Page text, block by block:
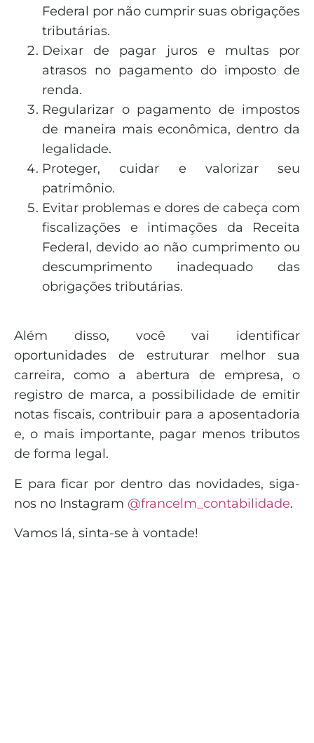
Federal por não cumprir suas obrigações
tributárias.
Deixar de pagar juros e multas por
atrasos no pagamento do imposto de
renda.
Regularizar o pagamento de impostos
de maneira mais econômica, dentro da
legalidade.
Proteger, cuidar e valorizar seu
patrimônio.
Evitar problemas e dores de cabeça com
fiscalizações e intimações da Receita
Federal, devido ao não cumprimento ou
descumprimento inadequado das
obrigações tributárias.
Além disso, você vai identificar
oportunidades de estruturar melhor sua
carreira, como a abertura de empresa, o
registro de marca, a possibilidade de emitir
notas fiscais, contribuir para a aposentadoria
e, o mais importante, pagar menos tributos
de forma legal.
E para ficar por dentro das novidades, siga-
nos no Instagram @francelm_contabilidade.
Vamos lá, sinta-se à vontade!